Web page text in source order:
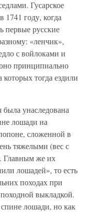
Гусарское
1741 году, когда
первые русские
«ленчик»,
с войлоками и
принципиально
тогда ездили
унаследована
лошади на
сложенной в
тяжелыми (вес с
Главным же их
лошадей», то есть
походах при
выкладкой.
лошади, но как